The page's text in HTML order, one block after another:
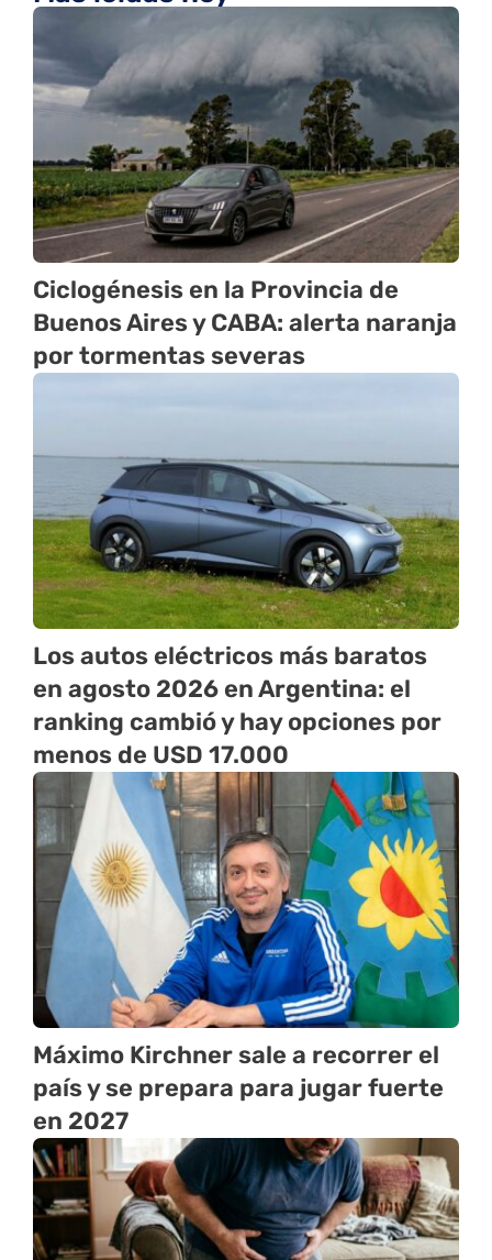
Ciclogénesis en la Provincia de
Buenos Aires y CABA: alerta naranja
por tormentas severas
Los autos eléctricos más baratos
en agosto 2026 en Argentina: el
ranking cambió y hay opciones por
menos de USD 17.000
Máximo Kirchner sale a recorrer el
país y se prepara para jugar fuerte
en 2027